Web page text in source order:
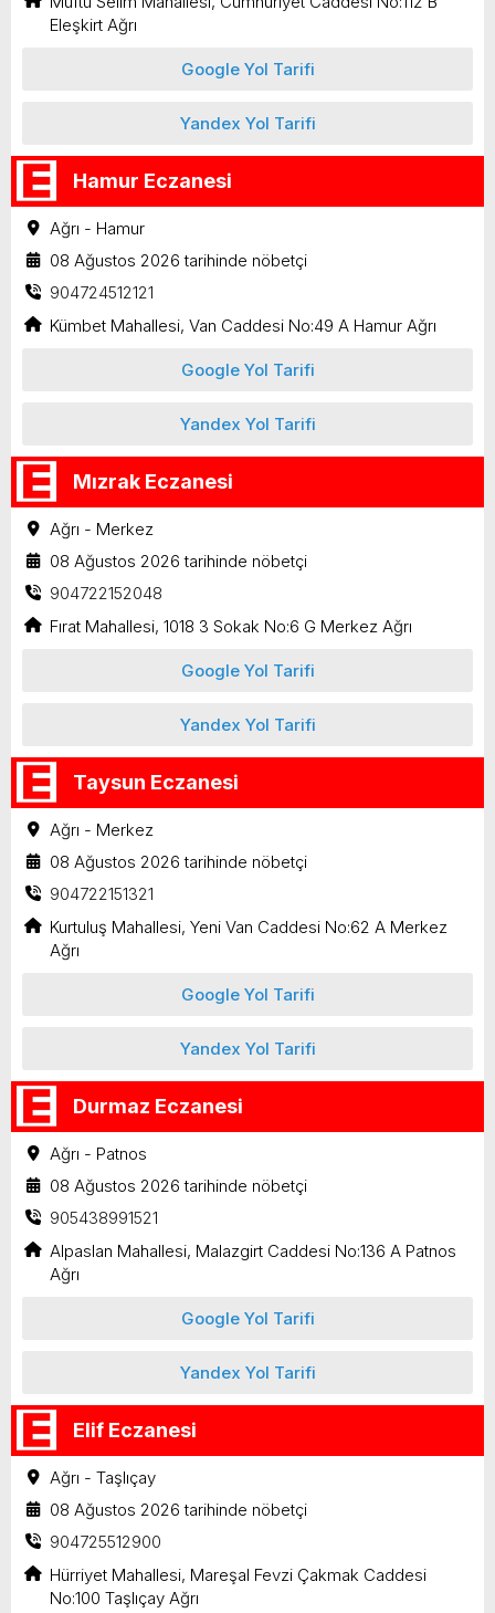
Eleşkirt Ağrı
Google Yol Tarifi
Yandex Yol Tarifi
Hamur Eczanesi
Ağrı - Hamur
08 Ağustos 2026 tarihinde nöbetçi
904724512121
Kümbet Mahallesi, Van Caddesi No:49 A Hamur Ağrı
Google Yol Tarifi
Yandex Yol Tarifi
Mızrak Eczanesi
Ağrı - Merkez
08 Ağustos 2026 tarihinde nöbetçi
904722152048
Fırat Mahallesi, 1018 3 Sokak No:6 G Merkez Ağrı
Google Yol Tarifi
Yandex Yol Tarifi
Taysun Eczanesi
Ağrı - Merkez
08 Ağustos 2026 tarihinde nöbetçi
904722151321
Kurtuluş Mahallesi, Yeni Van Caddesi No:62 A Merkez
Ağrı
Google Yol Tarifi
Yandex Yol Tarifi
Durmaz Eczanesi
Ağrı - Patnos
08 Ağustos 2026 tarihinde nöbetçi
905438991521
Alpaslan Mahallesi, Malazgirt Caddesi No:136 A Patnos
Ağrı
Google Yol Tarifi
Yandex Yol Tarifi
Elif Eczanesi
Ağrı - Taşlıçay
08 Ağustos 2026 tarihinde nöbetçi
904725512900
Hürriyet Mahallesi, Mareşal Fevzi Çakmak Caddesi
No:100 Taşlıçay Ağrı